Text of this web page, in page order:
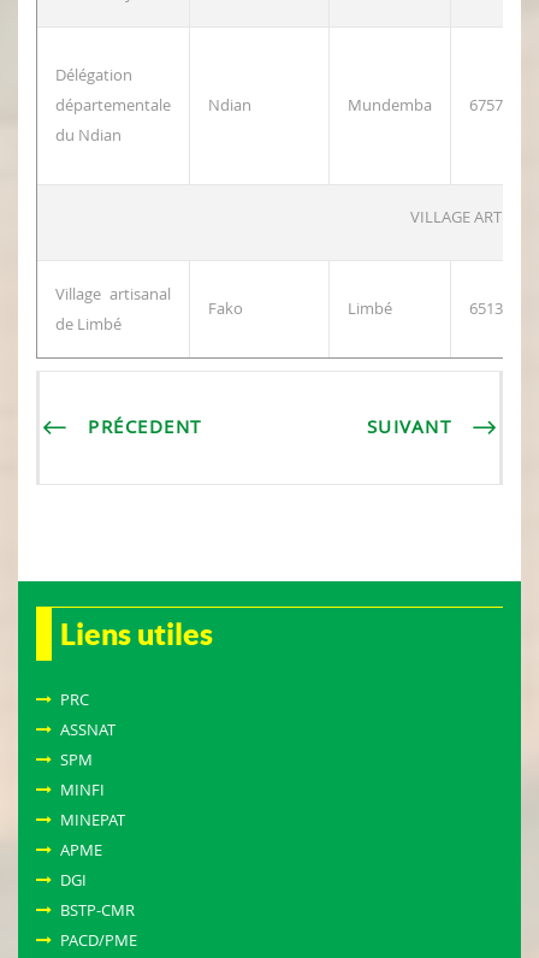
Délégation
départementale
du Ndian
Ndian Mundemba
VILLAGE
Village artisanal
de Limbé
Fako Limbé
PRÉCEDENT SUIVANT
Liens utiles
PRC
ASSNAT
SPM
MINFI
MINEPAT
APME
DGI
BSTP-CMR
PACD/PME